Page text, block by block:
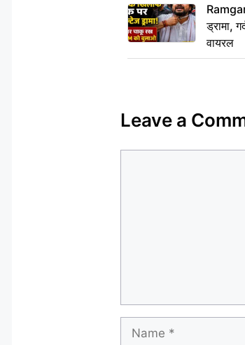
ड्रामा,
वायरल
Leave a